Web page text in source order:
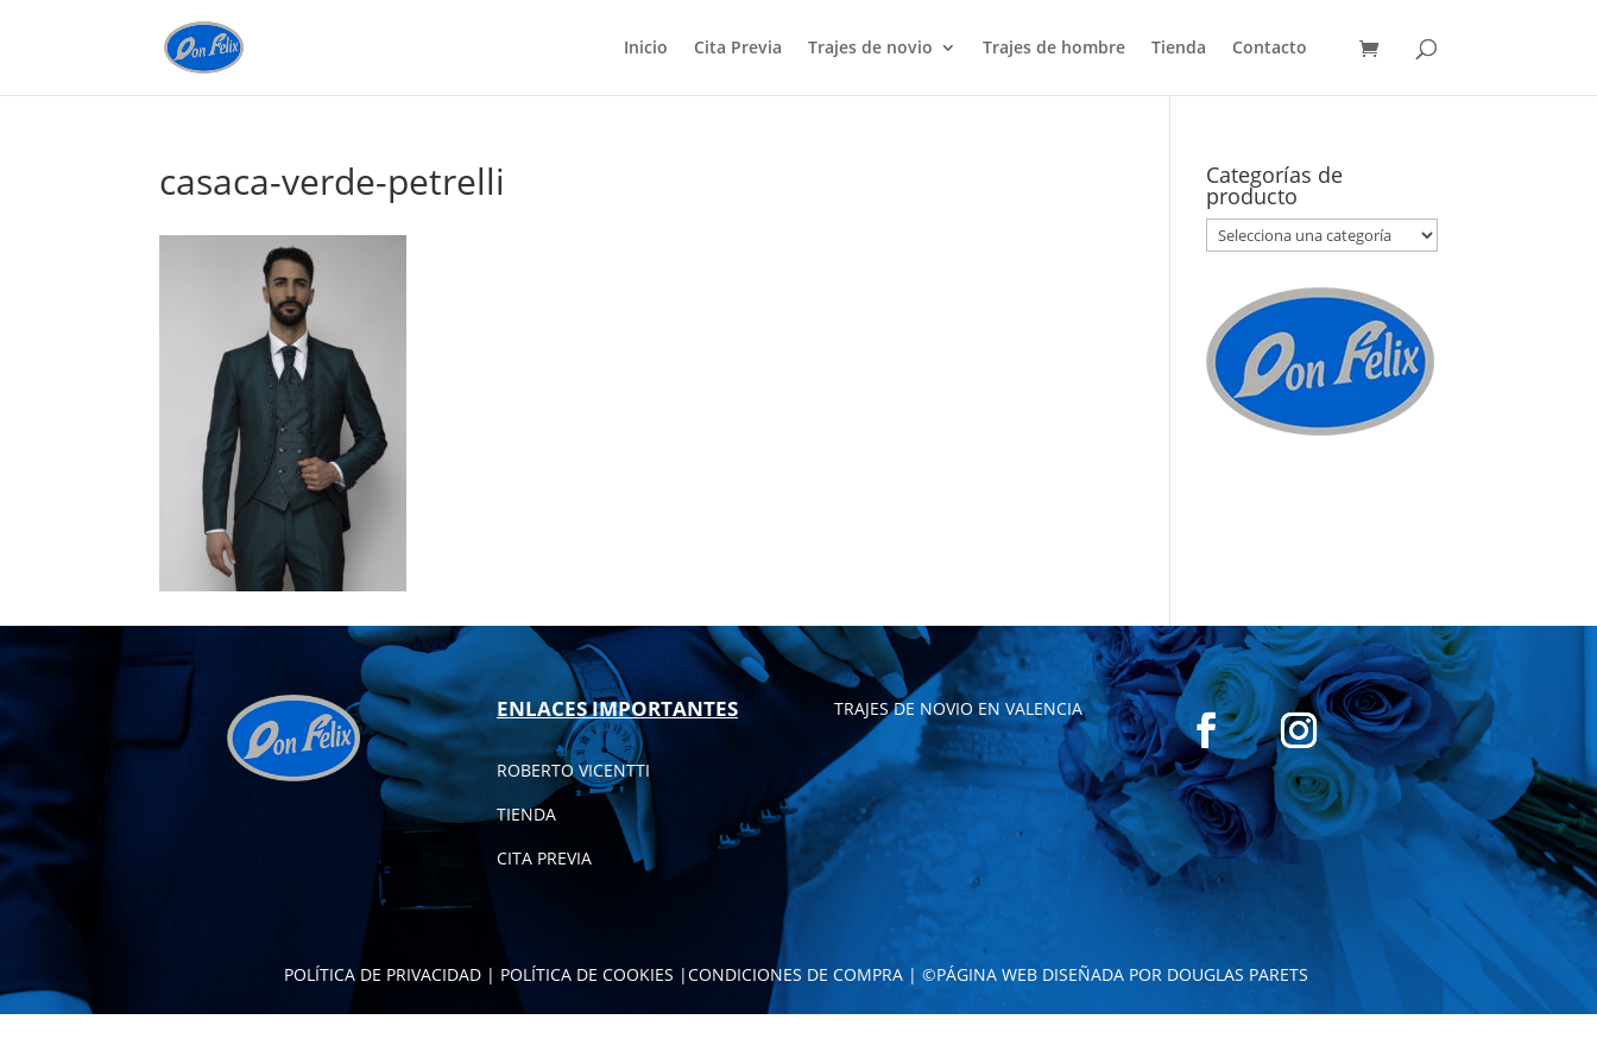
Inicio Cita Previa Trajes de novio Trajes de hombre Tienda Contacto
casaca-verde-petrelli Categorías de
producto
ENLACES IMPORTANTES
ROBERTO VICENTTI
TIENDA
CITA PREVIA
TRAJES DE NOVIO EN VALENCIA
POLÍTICA DE PRIVACIDAD | POLÍTICA DE COOKIES |CONDICIONES DE COMPRA | ©PÁGINA WEB DISEÑADA POR DOUGLAS PARETS